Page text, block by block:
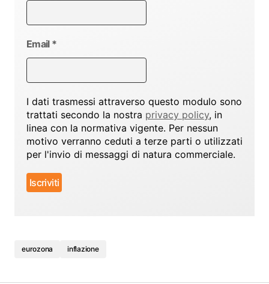
Email *
I dati trasmessi attraverso questo modulo sono
trattati secondo la nostra privacy policy, in
linea con la normativa vigente. Per nessun
motivo verranno ceduti a terze parti o utilizzati
per l'invio di messaggi di natura commerciale.
eurozona inflazione